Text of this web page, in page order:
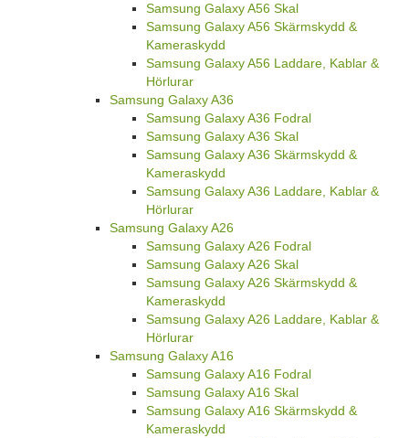
Samsung Galaxy A56 Skal
Samsung Galaxy A56 Skärmskydd &
Kameraskydd
Samsung Galaxy A56 Laddare, Kablar &
Hörlurar
Samsung Galaxy A36
Samsung Galaxy A36 Fodral
Samsung Galaxy A36 Skal
Samsung Galaxy A36 Skärmskydd &
Kameraskydd
Samsung Galaxy A36 Laddare, Kablar &
Hörlurar
Samsung Galaxy A26
Samsung Galaxy A26 Fodral
Samsung Galaxy A26 Skal
Samsung Galaxy A26 Skärmskydd &
Kameraskydd
Samsung Galaxy A26 Laddare, Kablar &
Hörlurar
Samsung Galaxy A16
Samsung Galaxy A16 Fodral
Samsung Galaxy A16 Skal
Samsung Galaxy A16 Skärmskydd &
Kameraskydd